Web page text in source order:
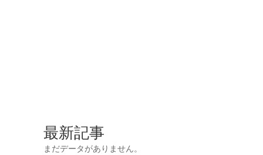
最新記事
まだデータがありません。